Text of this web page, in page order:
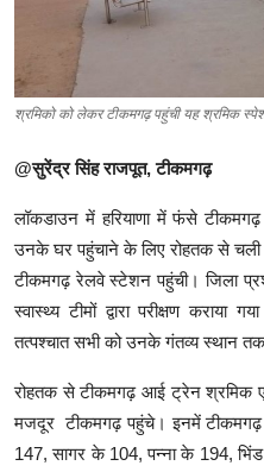
गैलरी
श्रमिको को लेकर टीकमगढ़ पहुंची यह श्रमिक
@सुरेंद्र सिंह राजपूत, टीकमगढ़
लॉकडाउन में हरियाणा में फंसे
उनके घर पहुंचाने के लिए रोहतक से
टीकमगढ़ रेलवे स्टेशन पहुंची। जिला
स्वास्थ्य टीमों द्वारा परीक्षण
तत्पश्चात सभी को उनके गंतव्य स्थान तक
रोहतक से टीकमगढ़ आई ट्रेन श्रमिक
मजदूर टीकमगढ़ पहुंचे। इनमें
147, सागर के 104, पन्ना के 194,